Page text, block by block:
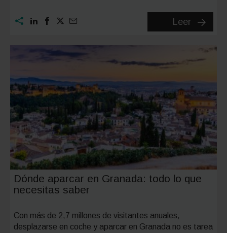
Leer
Dónde
gratis
en
zonas,
parkings
y
útiles
Dónde aparcar en Granada: todo lo que
necesitas saber
Con más de 2,7 millones de visitantes anuales,
desplazarse en coche y aparcar en Granada no es tarea